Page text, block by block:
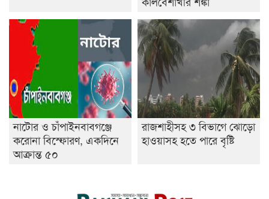
নাটোর ও চাঁপাইনবাবগঞ্জে
করোনা বিস্ফোরণ, একদিনে
আক্রান্ত ৫০
রাজশাহীসহ ৩ বিভাগে ঝোড়ো
হাওয়াসহ হতে পারে বৃষ্টি